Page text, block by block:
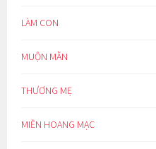
LÀM CON
MUỘN MẰN
THƯƠNG MẸ
MIỀN HOANG MẠC